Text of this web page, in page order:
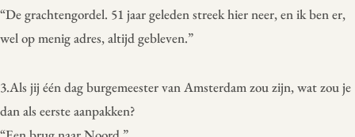
“De grachtengordel. 51 jaar geleden streek hier neer, en ik ben er,
wel op menig adres, altijd gebleven.”
3.Als jij één dag burgemeester van Amsterdam zou zijn, wat zou je
dan als eerste aanpakken?